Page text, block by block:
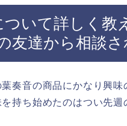
いて詳しく教
友達から相談
奏音の商品にかなり興味
持ち始めたのはつい先週